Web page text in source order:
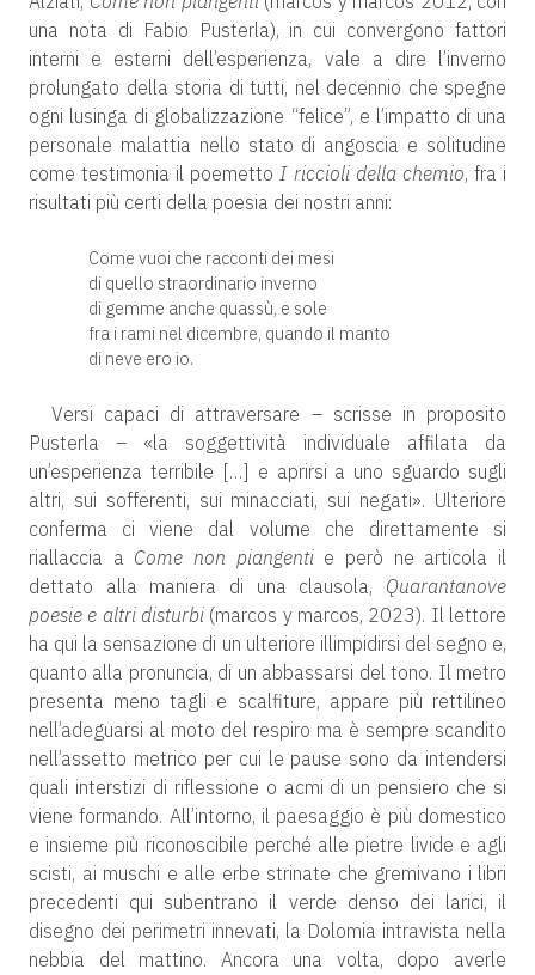
una nota di Fabio Pusterla), in cui convergono fattori
interni e esterni dell’esperienza, vale a dire l’inverno
prolungato della storia di tutti, nel decennio che spegne
ogni lusinga di globalizzazione “felice”, e l’impatto di una
personale malattia nello stato di angoscia e solitudine
come testimonia il poemettoI riccioli della chemio, fra i
risultati più certi della poesia dei nostri anni:
Come vuoi che racconti dei mesi
di quello straordinario inverno
di gemme anche quassù, e sole
fra i rami nel dicembre, quando il manto
di neve ero io.
Versi capaci di attraversare – scrisse in proposito
Pusterla – «la soggettività individuale affilata da
un’esperienza terribile […] e aprirsi a uno sguardo sugli
altri, sui sofferenti, sui minacciati, sui negati». Ulteriore
conferma ci viene dal volume che direttamente si
riallaccia a Come non piangentie però ne articola il
dettato alla maniera di una clausola, Quarantanove
poesie e altri disturbi (marcos y marcos, 2023). Il lettore
ha qui la sensazione di un ulteriore illimpidirsi del segno e,
quanto alla pronuncia, di un abbassarsi del tono. Il metro
presenta meno tagli e scalfiture, appare più rettilineo
nell’adeguarsi al moto del respiro ma è sempre scandito
nell’assetto metrico per cui le pause sono da intendersi
quali interstizi di riflessione o acmi di un pensiero che si
viene formando. All’intorno, il paesaggio è più domestico
e insieme più riconoscibile perché alle pietre livide e agli
scisti, ai muschi e alle erbe strinate che gremivano i libri
precedenti qui subentrano il verde denso dei larici, il
disegno dei perimetri innevati, la Dolomia intravista nella
nebbia del mattino. Ancora una volta, dopo averle